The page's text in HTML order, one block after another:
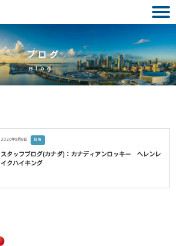
ブログ
Blog
2020年9月8日 ism
スタッフブログ(カナダ)：カナディアンロッキー ヘレンレ
イクハイキング